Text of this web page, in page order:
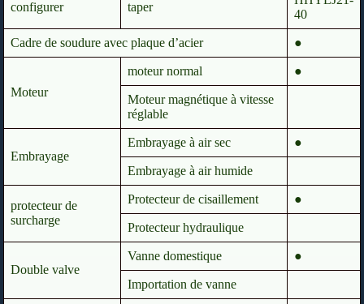
configurer taper
40
Cadre de soudure avec plaque d’acier ●
Moteur
moteur normal ●
Moteur magnétique à vitesse
réglable
Embrayage
Embrayage à air sec ●
Embrayage à air humide
protecteur de
surcharge
Protecteur de cisaillement ●
Protecteur hydraulique
Double valve
Vanne domestique ●
Importation de vanne